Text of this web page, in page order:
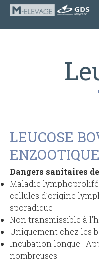
LEUCOSE
Dangers sanitaires
Maladie
cellules d’origine
sporadique
Non transmissible à
Uniquement chez les
Incubation longue :
nombreuses